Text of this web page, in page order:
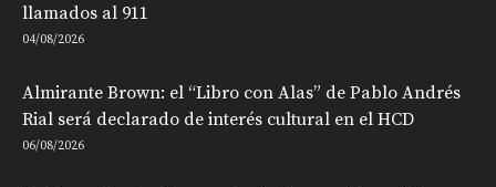
llamados al 911
04/08/2026
Almirante Brown: el “Libro con Alas” de Pablo Andrés
Rial será declarado de interés cultural en el HCD
06/08/2026